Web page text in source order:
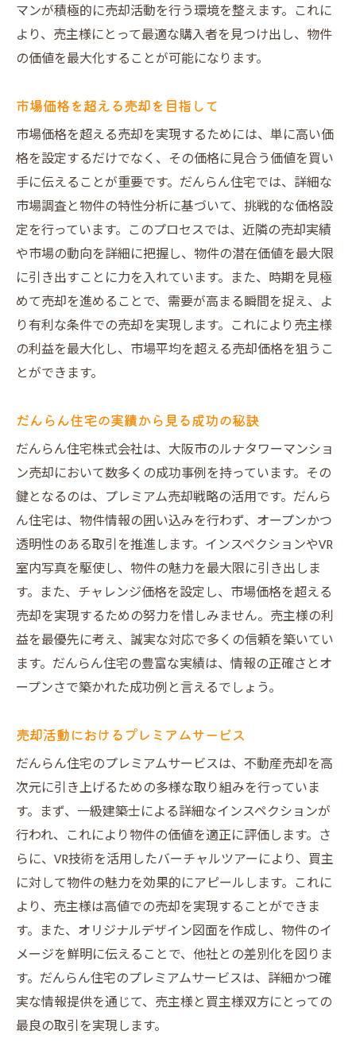
マンが積極的に売却活動を行う環境を整えます。これに
より、売主様にとって最適な購入者を見つけ出し、物件
の価値を最大化することが可能になります。
市場価格を超える売却を目指して
市場価格を超える売却を実現するためには、単に高い価
格を設定するだけでなく、その価格に見合う価値を買い
手に伝えることが重要です。だんらん住宅では、詳細な
市場調査と物件の特性分析に基づいて、挑戦的な価格設
定を行っています。このプロセスでは、近隣の売却実績
や市場の動向を詳細に把握し、物件の潜在価値を最大限
に引き出すことに力を入れています。また、時期を見極
めて売却を進めることで、需要が高まる瞬間を捉え、よ
り有利な条件での売却を実現します。これにより売主様
の利益を最大化し、市場平均を超える売却価格を狙うこ
とができます。
だんらん住宅の実績から見る成功の秘訣
だんらん住宅株式会社は、大阪市のルナタワーマンショ
ン売却において数多くの成功事例を持っています。その
鍵となるのは、プレミアム売却戦略の活用です。だんら
ん住宅は、物件情報の囲い込みを行わず、オープンかつ
透明性のある取引を推進します。インスペクションやVR
室内写真を駆使し、物件の魅力を最大限に引き出しま
す。また、チャレンジ価格を設定し、市場価格を超える
売却を実現するための努力を惜しみません。売主様の利
益を最優先に考え、誠実な対応で多くの信頼を築いてい
ます。だんらん住宅の豊富な実績は、情報の正確さとオ
ープンさで築かれた成功例と言えるでしょう。
売却活動におけるプレミアムサービス
だんらん住宅のプレミアムサービスは、不動産売却を高
次元に引き上げるための多様な取り組みを行っていま
す。まず、一級建築士による詳細なインスペクションが
行われ、これにより物件の価値を適正に評価します。さ
らに、VR技術を活用したバーチャルツアーにより、買主
に対して物件の魅力を効果的にアピールします。これに
より、売主様は高値での売却を実現することができま
す。また、オリジナルデザイン図面を作成し、物件のイ
メージを鮮明に伝えることで、他社との差別化を図りま
す。だんらん住宅のプレミアムサービスは、詳細かつ確
実な情報提供を通じて、売主様と買主様双方にとっての
最良の取引を実現します。